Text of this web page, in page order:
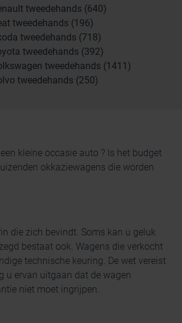
tweedehands (640)
tweedehands (196)
tweedehands (718)
tweedehands (392)
tweedehands (1411)
tweedehands (250)
kleine occasie auto ? Is het budget
okkaziewagens die worden
die zich bevindt. Soms kan u geluk
bestaat ook. Wagens die verkocht
technische keuring. De wet vereist
u ervan uitgaan dat de wagen
niet moet ingrijpen.